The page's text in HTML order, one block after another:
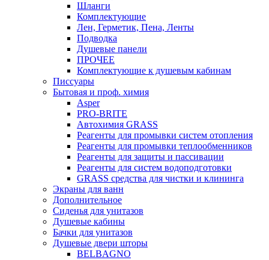
Шланги
Комплектующие
Лен, Герметик, Пена, Ленты
Подводка
Душевые панели
ПРОЧЕЕ
Комплектующие к душевым кабинам
Писсуары
Бытовая и проф. химия
Asper
PRO-BRITE
Автохимия GRASS
Реагенты для промывки систем отопления
Реагенты для промывки теплообменников
Реагенты для защиты и пассивации
Реагенты для систем водоподготовки
GRASS средства для чистки и клининга
Экраны для ванн
Дополнительное
Сиденья для унитазов
Душевые кабины
Бачки для унитазов
Душевые двери шторы
BELBAGNO